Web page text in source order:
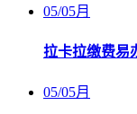
05/05月
拉卡拉缴费易
05/05月